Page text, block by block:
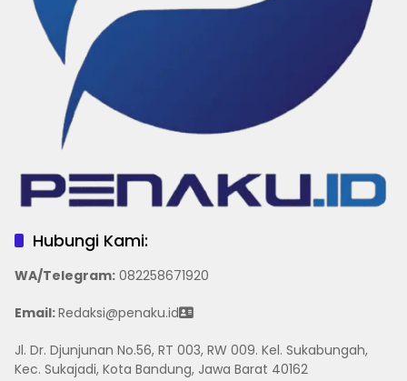
Hubungi Kami:
WA/Telegram: 082258671920
Email:Redaksi@penaku.id
Jl. Dr. Djunjunan No.56, RT 003, RW 009. Kel. Sukabungah,
Kec. Sukajadi, Kota Bandung, Jawa Barat 40162